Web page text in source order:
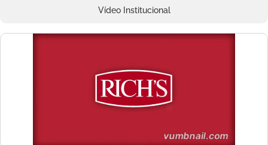
Vídeo Institucional